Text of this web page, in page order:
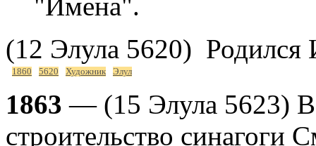
(12 Элула 5620) Родился
1860 5620 Художник Элул
1863 — (15 Элула 5623) В
строительство синагоги